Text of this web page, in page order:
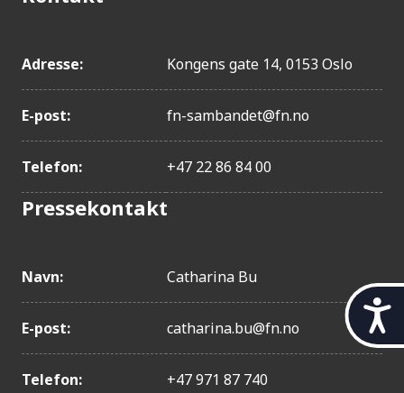
t
l
Adresse: Kongens gate 14, 0153 Oslo
E-post: fn-sambandet@fn.no
Telefon: +47 22 86 84 00
Pressekontakt
Navn: Catharina Bu
E-post: catharina.bu@fn.no
Telefon: +47 971 87 740